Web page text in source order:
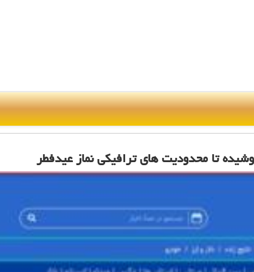
تا محدودیت های ترافیكی نماز عیدفطر